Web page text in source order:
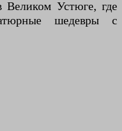
Великом Устюге, где
шедевры с